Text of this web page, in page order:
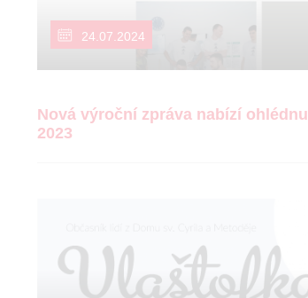
24.07.2024
Nová výroční zpráva nabízí
2023